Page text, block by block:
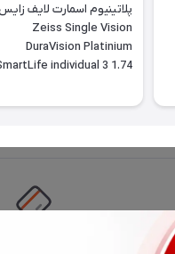
پلاتینیوم اسمارت لایف
Zeiss Single Vision
DuraVision Platinium
individual 3 1.74